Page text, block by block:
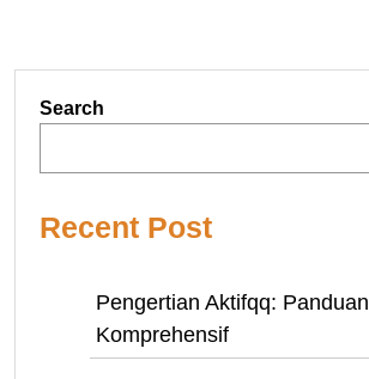
Search
Recent Post
Pengertian Aktifqq: Panduan
Komprehensif